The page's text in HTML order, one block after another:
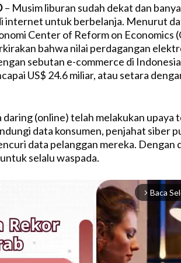
– Musim liburan sudah dekat dan
internet untuk berbelanja. Menurut
Center of Reform on Economics
bahwa nilai perdagangan
sebutan e-commerce di
US$ 24.6 miliar, atau setara
daring (online) telah melakukan upaya
data konsumen, penjahat siber
data pelanggan mereka. Dengan
selalu waspada.
arrow_forward_ios Baca